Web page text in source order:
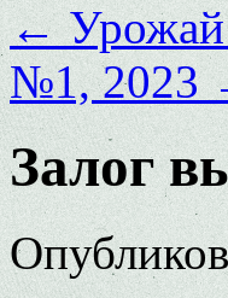
←Урожай
№1, 2023
Залог